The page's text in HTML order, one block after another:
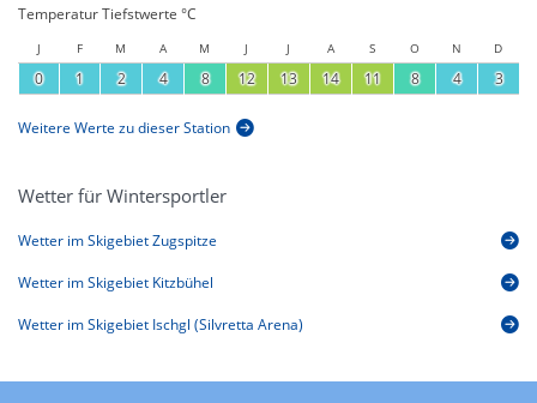
Temperatur Tiefstwerte °C
J F M A M J J A S O N D
0 1 2 4 8 12 13 14 11 8 4 3
Weitere Werte zu dieser Station
Wetter für Wintersportler
Wetter im Skigebiet Zugspitze
Wetter im Skigebiet Kitzbühel
Wetter im Skigebiet Ischgl (Silvretta Arena)